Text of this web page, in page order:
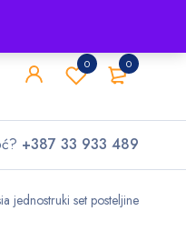
0
0
+387 33 933 489
jednostruki set posteljine